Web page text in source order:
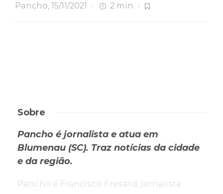
Pancho, 15/11/2021 2 min
Sobre
Pancho é jornalista e atua em
Blumenau (SC). Traz notícias da cidade
e da região.
Pancho é Francisco Fresard, jornalista